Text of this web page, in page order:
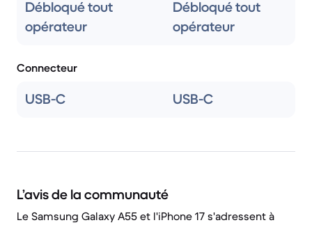
Débloqué tout
opérateur
Débloqué tout
opérateur
Connecteur
USB-C USB-C
L’avis de la communauté
Le Samsung Galaxy A55 et l'iPhone 17 s'adressent à